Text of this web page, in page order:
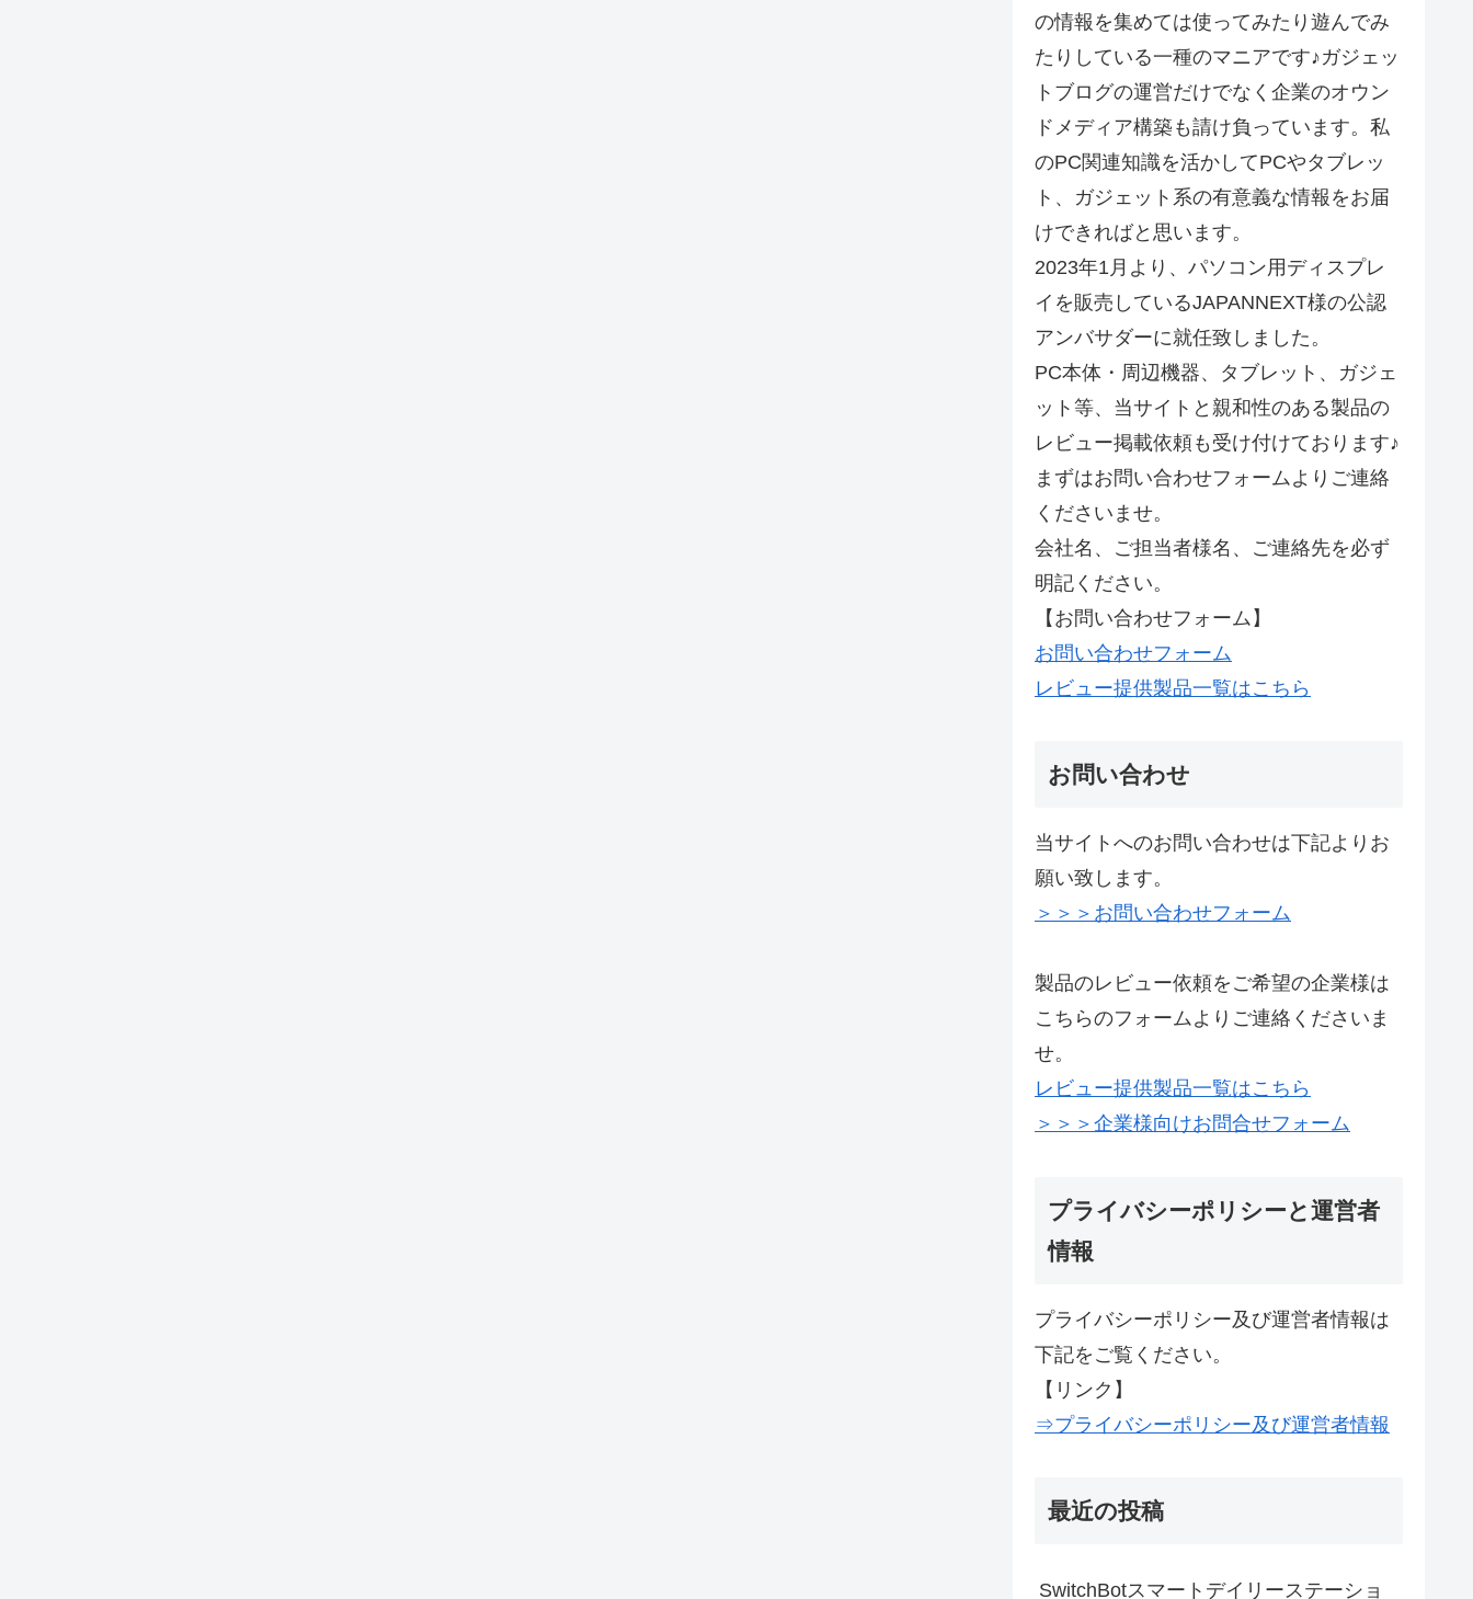
の情報を集めては使ってみたり遊んでみ
たりしている一種のマニアです♪ガジェッ
トブログの運営だけでなく企業のオウン
ドメディア構築も請け負っています。私
のPC関連知識を活かしてPCやタブレッ
ト、ガジェット系の有意義な情報をお届
けできればと思います。
2023年1月より、パソコン用ディスプレ
イを販売しているJAPANNEXT様の公認
アンバサダーに就任致しました。
PC本体・周辺機器、タブレット、ガジェ
ット等、当サイトと親和性のある製品の
レビュー掲載依頼も受け付けております♪
まずはお問い合わせフォームよりご連絡
くださいませ。
会社名、ご担当者様名、ご連絡先を必ず
明記ください。
【お問い合わせフォーム】
お問い合わせフォーム
レビュー提供製品一覧はこちら
お問い合わせ
当サイトへのお問い合わせは下記よりお
願い致します。
＞＞＞お問い合わせフォーム
製品のレビュー依頼をご希望の企業様は
こちらのフォームよりご連絡くださいま
せ。
レビュー提供製品一覧はこちら
＞＞＞企業様向けお問合せフォーム
プライバシーポリシーと運営者
情報
プライバシーポリシー及び運営者情報は
下記をご覧ください。
【リンク】
⇒プライバシーポリシー及び運営者情報
最近の投稿
SwitchBotスマートデイリーステーショ